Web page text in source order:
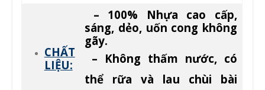
CHẤT
LIỆU:
– 100% Nhựa cao cấp,
sáng, dẻo, uốn cong không
gãy.
– Không thấm nước, có
thể rữa và lau chùi bài